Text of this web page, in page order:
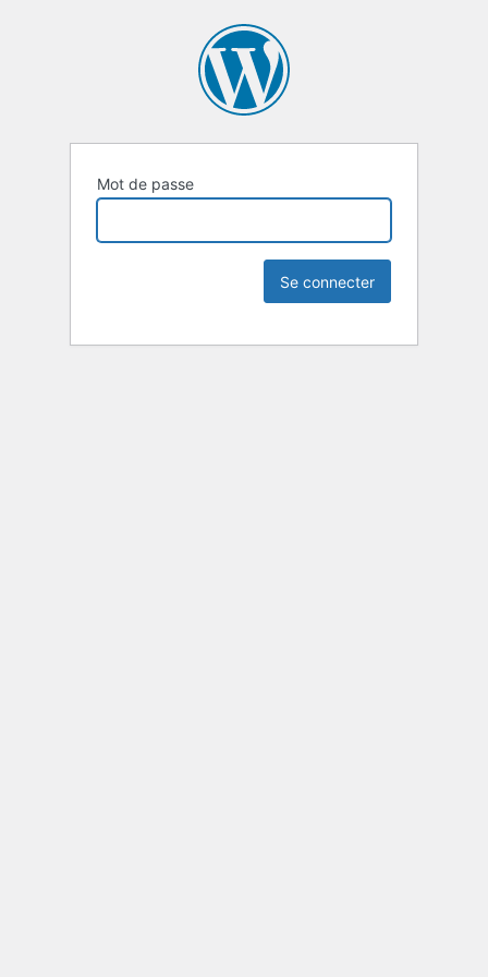
Mot de passe